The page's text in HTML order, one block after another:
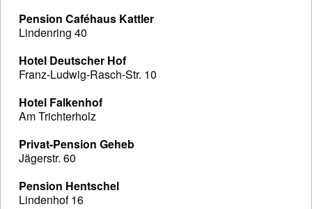
Pension Caféhaus Kattler
Lindenring 40
Hotel Deutscher Hof
Franz-Ludwig-Rasch-Str. 10
Hotel Falkenhof
Am Trichterholz
Privat-Pension Geheb
Jägerstr. 60
Pension Hentschel
Lindenhof 16